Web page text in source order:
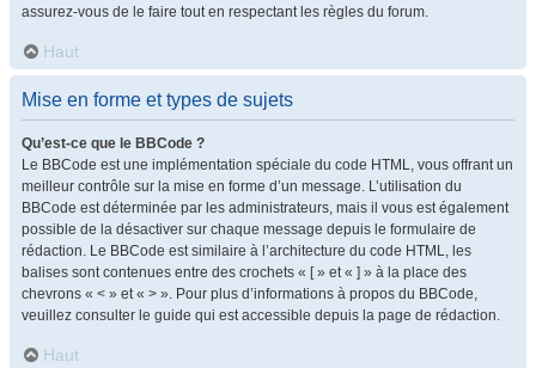
assurez-vous de le faire tout en respectant les règles du forum.
Haut
Mise en forme et types de sujets
Qu’est-ce que le BBCode ?
Le BBCode est une implémentation spéciale du code HTML, vous offrant un
meilleur contrôle sur la mise en forme d’un message. L’utilisation du
BBCode est déterminée par les administrateurs, mais il vous est également
possible de la désactiver sur chaque message depuis le formulaire de
rédaction. Le BBCode est similaire à l’architecture du code HTML, les
balises sont contenues entre des crochets « [ » et « ] » à la place des
chevrons « < » et « > ». Pour plus d’informations à propos du BBCode,
veuillez consulter le guide qui est accessible depuis la page de rédaction.
Haut